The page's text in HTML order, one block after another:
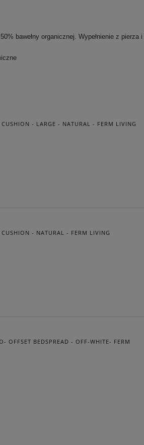
bawełny organicznej. Wypełnienie z pierza i
CUSHION - LARGE - NATURAL - FERM LIVING
CUSHION - NATURAL - FERM LIVING
OFFSET BEDSPREAD - OFF-WHITE- FERM